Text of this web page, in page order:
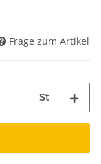
Frage zum Artikel
St